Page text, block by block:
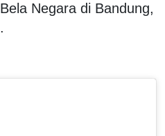
Negara di Bandung,